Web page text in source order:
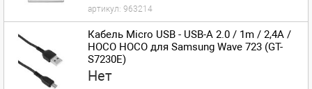
артикул: 963214
Кабель Micro USB - USB-A 2.0 / 1m / 2,4A /
HOCO HOCO для Samsung Wave 723 (GT-
S7230E)
Нет